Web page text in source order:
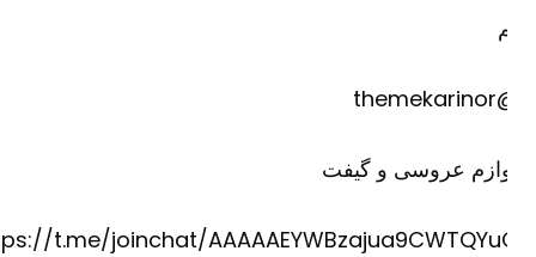
عروسی و گیفت
https://t.me/joinchat/